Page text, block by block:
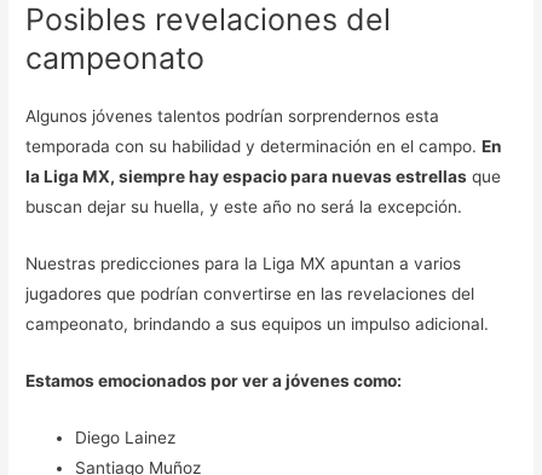
Posibles revelaciones del
campeonato
Algunos jóvenes talentos podrían sorprendernos esta
temporada con su habilidad y determinación en el campo.En
la Liga MX, siempre hay espacio para nuevas estrellas que
buscan dejar su huella, y este año no será la excepción.
Nuestras predicciones para la Liga MX apuntan a varios
jugadores que podrían convertirse en las revelaciones del
campeonato, brindando a sus equipos un impulso adicional.
Estamos emocionados por ver a jóvenes como:
Diego Lainez
Santiago Muñoz